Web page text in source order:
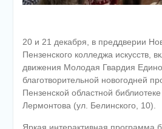
20 и 21 декабря, в преддверии
Пензенского колледжа искусств,
движения Молодая Гвардия
благотворительной новогодней
Пензенской областной
Лермонтова (ул. Белинского, 10).